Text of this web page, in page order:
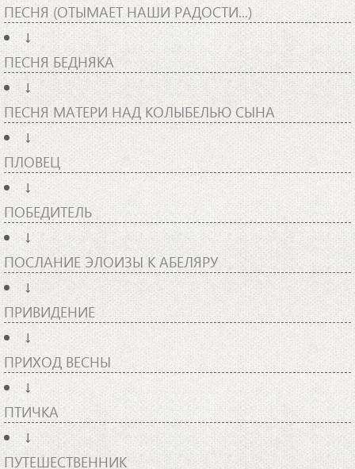
ПЕСНЯ (ОТЫМАЕТ НАШИ РАДОСТИ...)
↓
ПЕСНЯ БЕДНЯКА
↓
ПЕСНЯ МАТЕРИ НАД КОЛЫБЕЛЬЮ СЫНА
↓
ПЛОВЕЦ
↓
ПОБЕДИТЕЛЬ
↓
ПОСЛАНИЕ ЭЛОИЗЫ К АБЕЛЯРУ
↓
ПРИВИДЕНИЕ
↓
ПРИХОД ВЕСНЫ
↓
ПТИЧКА
↓
ПУТЕШЕСТВЕННИК